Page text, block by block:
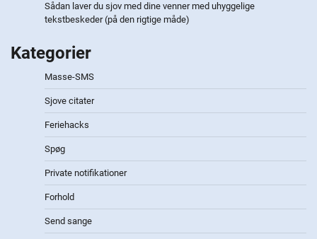
Sådan laver du sjov med dine venner med uhyggelige
tekstbeskeder (på den rigtige måde)
Kategorier
Masse-SMS
Sjove citater
Feriehacks
Spøg
Private notifikationer
Forhold
Send sange